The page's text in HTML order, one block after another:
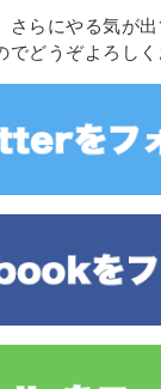
さらにやる気が
でどうぞよろしく